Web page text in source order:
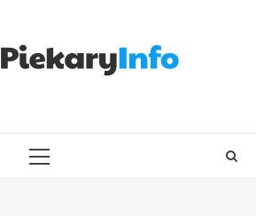
PRIMARY